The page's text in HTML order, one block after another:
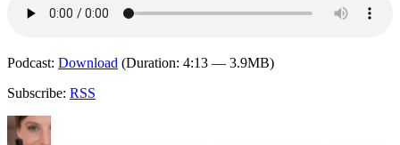
Podcast: Download (Duration: 4:13 — 3.9MB)
Subscribe: RSS
Autor